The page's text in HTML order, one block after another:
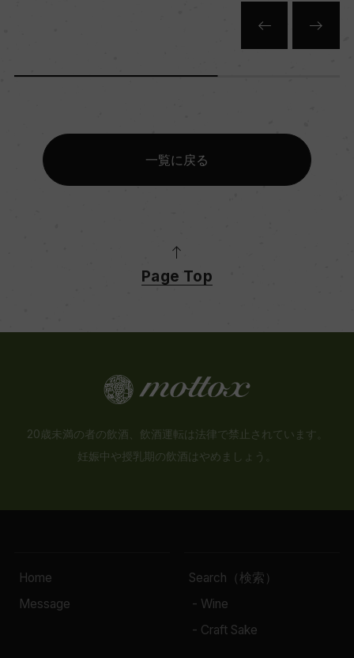
一覧に戻る
Page Top
20歳未満の者の飲酒、飲酒運転は法律で禁止されています。
妊娠中や授乳期の飲酒はやめましょう。
Home
Message
Search（検索）
- Wine
- Craft Sake